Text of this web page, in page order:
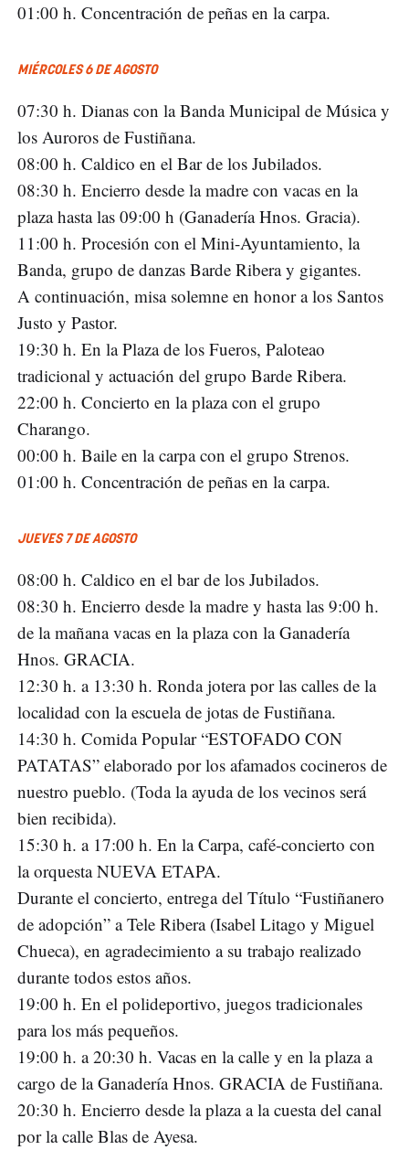
01:00 h. Concentración de peñas en la carpa.
MIÉRCOLES 6 DE AGOSTO
07:30 h. Dianas con la Banda Municipal de Música y
los Auroros de Fustiñana.
08:00 h. Caldico en el Bar de los Jubilados.
08:30 h. Encierro desde la madre con vacas en la
plaza hasta las 09:00 h (Ganadería Hnos. Gracia).
11:00 h. Procesión con el Mini-Ayuntamiento, la
Banda, grupo de danzas Barde Ribera y gigantes.
A continuación, misa solemne en honor a los Santos
Justo y Pastor.
19:30 h. En la Plaza de los Fueros, Paloteao
tradicional y actuación del grupo Barde Ribera.
22:00 h. Concierto en la plaza con el grupo
Charango.
00:00 h. Baile en la carpa con el grupo Strenos.
01:00 h. Concentración de peñas en la carpa.
JUEVES 7 DE AGOSTO
08:00 h. Caldico en el bar de los Jubilados.
08:30 h. Encierro desde la madre y hasta las 9:00 h.
de la mañana vacas en la plaza con la Ganadería
Hnos. GRACIA.
12:30 h. a 13:30 h. Ronda jotera por las calles de la
localidad con la escuela de jotas de Fustiñana.
14:30 h. Comida Popular “ESTOFADO CON
PATATAS” elaborado por los afamados cocineros de
nuestro pueblo. (Toda la ayuda de los vecinos será
bien recibida).
15:30 h. a 17:00 h. En la Carpa, café-concierto con
la orquesta NUEVA ETAPA.
Durante el concierto, entrega del Título “Fustiñanero
de adopción” a Tele Ribera (Isabel Litago y Miguel
Chueca), en agradecimiento a su trabajo realizado
durante todos estos años.
19:00 h. En el polideportivo, juegos tradicionales
para los más pequeños.
19:00 h. a 20:30 h. Vacas en la calle y en la plaza a
cargo de la Ganadería Hnos. GRACIA de Fustiñana.
20:30 h. Encierro desde la plaza a la cuesta del canal
por la calle Blas de Ayesa.